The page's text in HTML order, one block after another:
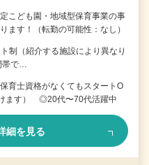
こども園・地域型保育事業の事
す！（転勤の可能性：なし）
制（紹介する施設により異なり
帯で…
士資格がなくてもスタートO
ます） ◎20代〜70代活躍中
細を見る